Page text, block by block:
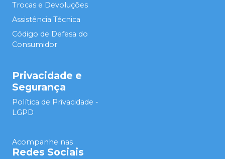
Trocas e Devoluções
Assistência Técnica
Código de Defesa do
Consumidor
Privacidade e
Segurança
Política de Privacidade -
LGPD
Acompanhe nas
Redes Sociais